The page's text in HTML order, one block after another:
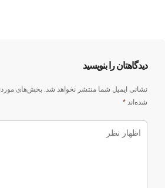
دیدگاهتان را بنویسید
نشانی ایمیل شما منتشر نخواهد شد. بخش‌های
شده‌اند *